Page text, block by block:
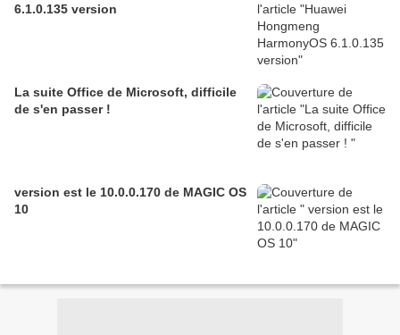
6.1.0.135 version
La suite Office de Microsoft, difficile
de s'en passer !
version est le 10.0.0.170 de MAGIC OS
10